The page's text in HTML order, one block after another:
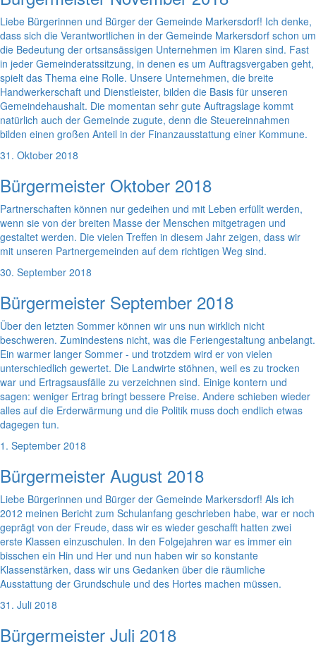
Liebe Bürgerinnen und Bürger der Gemeinde Markersdorf! Ich denke,
dass sich die Verantwortlichen in der Gemeinde Markersdorf schon um
die Bedeutung der ortsansässigen Unternehmen im Klaren sind. Fast
in jeder Gemeinderatssitzung, in denen es um Auftragsvergaben geht,
spielt das Thema eine Rolle. Unsere Unternehmen, die breite
Handwerkerschaft und Dienstleister, bilden die Basis für unseren
Gemeindehaushalt. Die momentan sehr gute Auftragslage kommt
natürlich auch der Gemeinde zugute, denn die Steuereinnahmen
bilden einen großen Anteil in der Finanzausstattung einer Kommune.
31. Oktober 2018
Bürgermeister Oktober 2018
Partnerschaften können nur gedeihen und mit Leben erfüllt werden,
wenn sie von der breiten Masse der Menschen mitgetragen und
gestaltet werden. Die vielen Treffen in diesem Jahr zeigen, dass wir
mit unseren Partnergemeinden auf dem richtigen Weg sind.
30. September 2018
Bürgermeister September 2018
Über den letzten Sommer können wir uns nun wirklich nicht
beschweren. Zumindestens nicht, was die Feriengestaltung anbelangt.
Ein warmer langer Sommer - und trotzdem wird er von vielen
unterschiedlich gewertet. Die Landwirte stöhnen, weil es zu trocken
war und Ertragsausfälle zu verzeichnen sind. Einige kontern und
sagen: weniger Ertrag bringt bessere Preise. Andere schieben wieder
alles auf die Erderwärmung und die Politik muss doch endlich etwas
dagegen tun.
1. September 2018
Bürgermeister August 2018
Liebe Bürgerinnen und Bürger der Gemeinde Markersdorf! Als ich
2012 meinen Bericht zum Schulanfang geschrieben habe, war er noch
geprägt von der Freude, dass wir es wieder geschafft hatten zwei
erste Klassen einzuschulen. In den Folgejahren war es immer ein
bisschen ein Hin und Her und nun haben wir so konstante
Klassenstärken, dass wir uns Gedanken über die räumliche
Ausstattung der Grundschule und des Hortes machen müssen.
31. Juli 2018
Bürgermeister Juli 2018